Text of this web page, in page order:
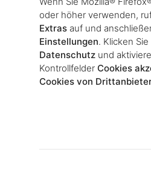
oder höher verwenden,
Extras auf und
Einstellungen. Klicken
Datenschutz und
Kontrollfelder Cookies
Cookies von